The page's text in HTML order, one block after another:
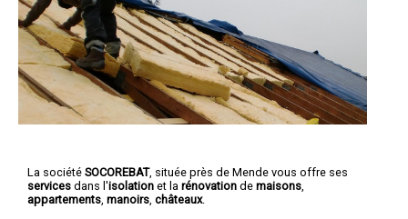
La société SOCOREBAT, située près de Mende vous offre ses
services dans l'isolation et la rénovation de maisons,
appartements, manoirs, châteaux.